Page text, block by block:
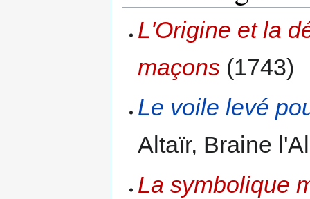
L'Origine et la
maçons (1743)
Le voile levé
Altaïr, Braine
La symbolique